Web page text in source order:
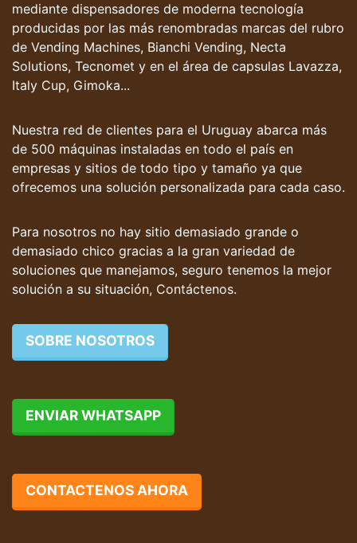
mediante dispensadores de moderna tecnología
producidas por las más renombradas marcas del rubro
de Vending Machines, Bianchi Vending, Necta
Solutions, Tecnomet y en el área de capsulas Lavazza,
Italy Cup, Gimoka...
Nuestra red de clientes para el Uruguay abarca más
de 500 máquinas instaladas en todo el país en
empresas y sitios de todo tipo y tamaño ya que
ofrecemos una solución personalizada para cada caso.
Para nosotros no hay sitio demasiado grande o
demasiado chico gracias a la gran variedad de
soluciones que manejamos, seguro tenemos la mejor
solución a su situación, Contáctenos.
SOBRE NOSOTROS
ENVIAR WHATSAPP
CONTACTENOS AHORA